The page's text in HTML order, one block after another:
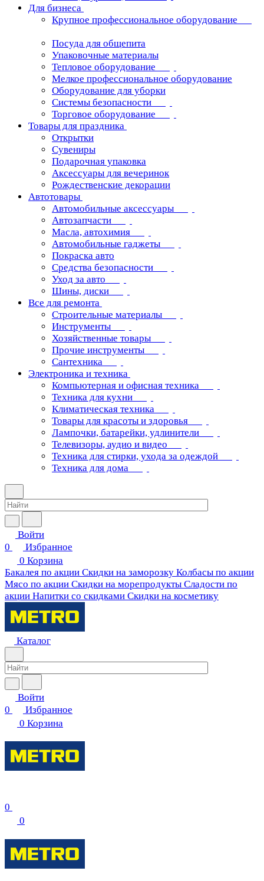
Для бизнеса
Крупное профессиональное оборудование
Посуда для общепита
Упаковочные материалы
Тепловое оборудование
Мелкое профессиональное оборудование
Оборудование для уборки
Системы безопасности
Торговое оборудование
Товары для праздника
Открытки
Сувениры
Подарочная упаковка
Аксессуары для вечеринок
Рождественские декорации
Автотовары
Автомобильные аксессуары
Автозапчасти
Масла, автохимия
Автомобильные гаджеты
Покраска авто
Средства безопасности
Уход за авто
Шины, диски
Все для ремонта
Строительные материалы
Инструменты
Хозяйственные товары
Прочие инструменты
Сантехника
Электроника и техника
Компьютерная и офисная техника
Техника для кухни
Климатическая техника
Товары для красоты и здоровья
Лампочки, батарейки, удлинители
Телевизоры, аудио и видео
Техника для стирки, ухода за одеждой
Техника для дома
Войти
0
Избранное
0 Корзина
Бакалея по акции Скидки на заморозку Колбасы по акции
Мясо по акции Скидки на морепродукты Сладости по
акции Напитки со скидками Скидки на косметику
Каталог
Войти
0
Избранное
0 Корзина
0
0